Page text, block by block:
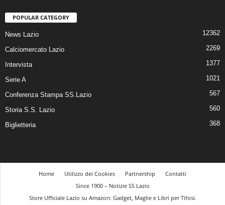
POPULAR CATEGORY
News Lazio 12362
Calciomercato Lazio 2269
Intervista 1377
Serie A 1021
Conferenza Stampa SS.Lazio 567
Storia S.S. Lazio 560
Biglietteria 368
Home Utilizzo dei Cookies Partnership
Contatti
Since 1900 – Notizie SS Lazio
Store Ufficiale Lazio su Amazon: Gadget, Maglie e Libri per Tifosi.